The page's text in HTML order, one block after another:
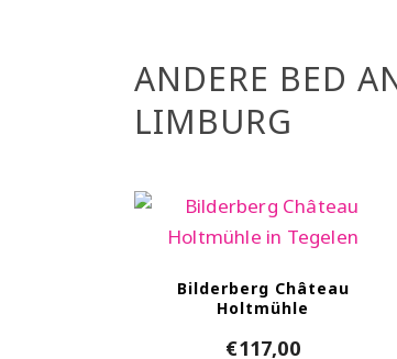
ANDERE BED
LIMBURG
Bilderberg Château
Holtmühle
€117,00